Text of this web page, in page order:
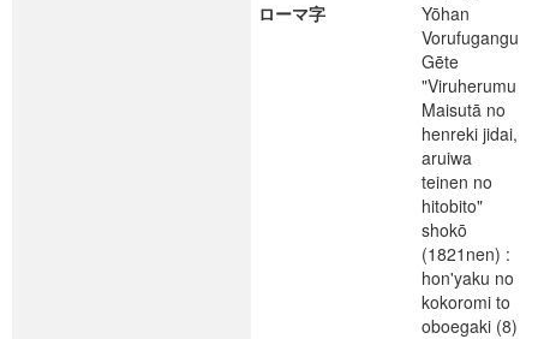
ローマ字
Yōhan
Vorufugangu
Gēte
"Viruherumu
Maisutā no
henreki jidai,
aruiwa
teinen no
hitobito"
shokō
(1821nen) :
hon'yaku no
kokoromi to
oboegaki (8)